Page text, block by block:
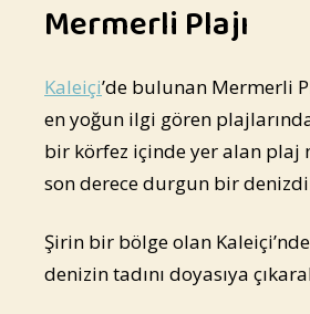
Mermerli Plajı
Kaleiçi’de bulunan Mermerli
en yoğun ilgi gören
bir körfez içinde yer alan plaj
son derece durgun bir
Şirin bir bölge olan
denizin tadını doyasıya